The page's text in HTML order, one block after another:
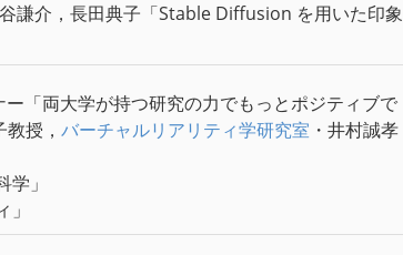
謙介，長田典子「Stable Diffusion を用いた印象
「両大学が持つ研究の力でもっとポジティブで
教授， バーチャルリアリティ学研究室 ・井村誠孝
」